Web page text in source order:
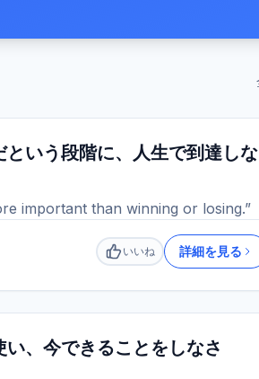
という段階に、人生で到達しな
important than winning or losing.”
いいね
いいね 詳細を見る
い、今できることをしなさ